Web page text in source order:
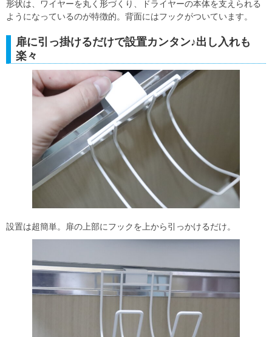
形状は、ワイヤーを丸く形づくり、ドライヤーの本体を支えられる
ようになっているのが特徴的。背面にはフックがついています。
扉に引っ掛けるだけで設置カンタン♪出し入れも
楽々
設置は超簡単。扉の上部にフックを上から引っかけるだけ。